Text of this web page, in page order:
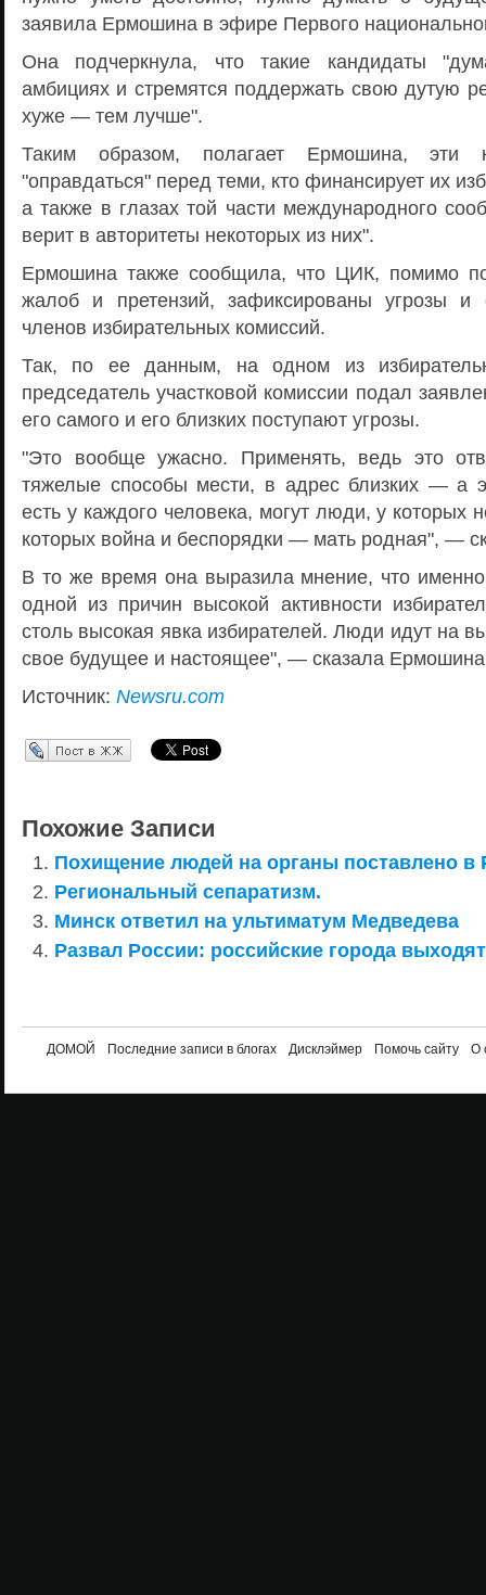
заявила Ермошина в эфире Первого
Она подчеркнула, что такие кандидаты
амбициях и стремятся поддержать свою дутую
хуже — тем лучше".
Таким образом, полагает Ермошина, эти
"оправдаться" перед теми, кто финансирует их
а также в глазах той части международного
верит в авторитеты некоторых из них".
Ермошина также сообщила, что ЦИК, помимо
жалоб и претензий, зафиксированы угрозы и
членов избирательных комиссий.
Так, по ее данным, на одном из
председатель участковой комиссии подал
его самого и его близких поступают угрозы.
"Это вообще ужасно. Применять, ведь это
тяжелые способы мести, в адрес близких — а
есть у каждого человека, могут люди, у которых
которых война и беспорядки — мать родная", —
В то же время она выразила мнение, что именно
одной из причин высокой активности
столь высокая явка избирателей. Люди идут на
свое будущее и настоящее", — сказала
Источник: Newsru.com
Перепост в ЖЖ
Похожие Записи
Похищение людей на органы поставлено в
Региональный сепаратизм.
Минск ответил на ультиматум Медведева
Развал России: российские города
ДОМОЙ Последние записи в блогах Дисклэймер Помочь сайту О